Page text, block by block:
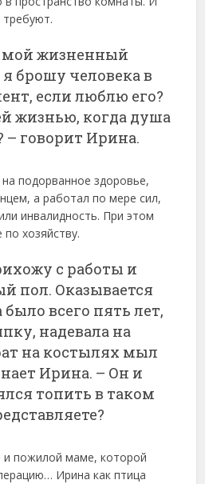
мой жизненный
брошу человека в
если люблю его?
жизнью, когда душа
– говорит Ирина.
подорванное здоровье,
а работал по мере сил,
инвалидность. При этом
хозяйству.
с работы и
пол. Оказывается
было всего пять лет,
надевала на
на костылях мыл
Ирина. – Он и
топить в таком
пожилой маме, которой
Ирина как птица